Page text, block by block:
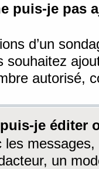
puis-je pas
d’un
souhaitez
autorisé,
je éditer
les
un